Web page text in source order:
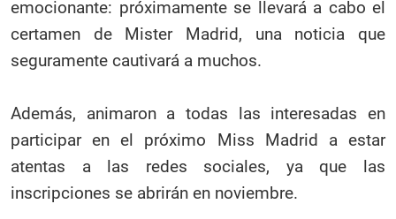
emocionante: próximamente se llevará a cabo el
certamen de Mister Madrid, una noticia que
seguramente cautivará a muchos.
Además, animaron a todas las interesadas en
participar en el próximo Miss Madrid a estar
atentas a las redes sociales, ya que las
inscripciones se abrirán en noviembre.